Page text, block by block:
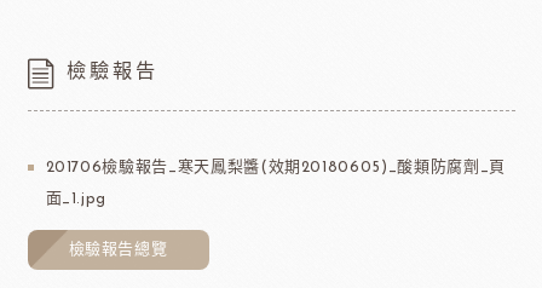
檢驗報告
201706檢驗報告_寒天鳳梨醬(效期20180605)_酸類防腐劑_頁
面_1.jpg
檢驗報告總覽